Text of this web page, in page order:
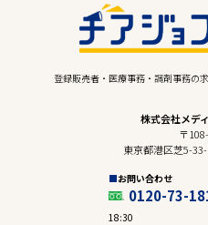
登録販売者・医療事務・調剤事務の
株式会社メデ
〒
東京都港区芝5-
お問い合わせ
0120-73-
18:30